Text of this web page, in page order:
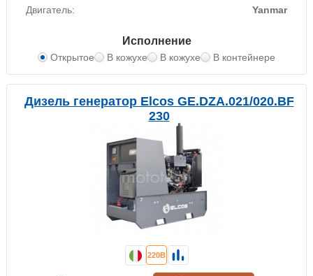
Двигатель: Yanmar
Исполнение
Открытое В кожухе В кожухе В контейнере
Дизель генератор Elcos GE.DZA.021/020.BF
230
220В